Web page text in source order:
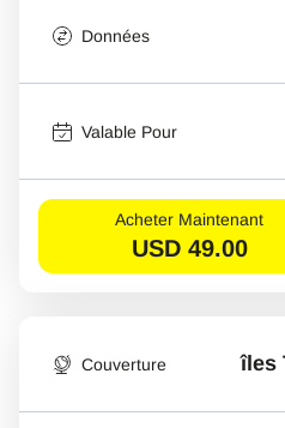
Données
Valable Pour
Acheter Maintenant
USD 49.00
Couverture îles